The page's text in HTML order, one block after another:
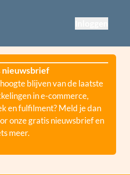
nieuwsbrief
blijven van de laatste
in e-commerce,
en fulfilment? Meld je dan
onze gratis nieuwsbrief en
meer.